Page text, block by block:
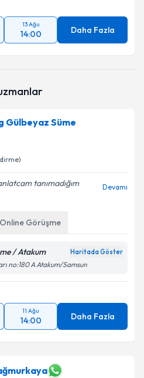
13 Ağu
14:00 Daha Fazla
Gülbeyaz Süme
tanımadığım
Devamı
Online Görüşme
/ Atakum Haritada Göster
no:180 A Atakum/Samsun
11 Ağu
14:00 Daha Fazla